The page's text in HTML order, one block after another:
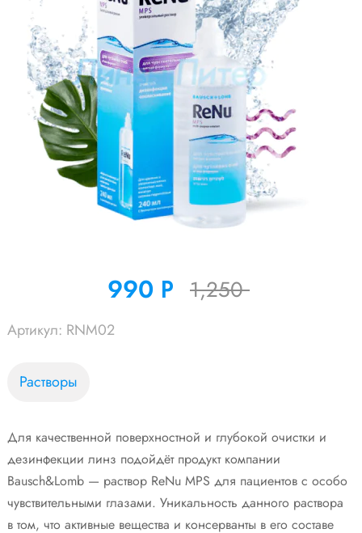
990 Р 1,250
Артикул: RNM02
Растворы
Для качественной поверхностной и глубокой очистки и
дезинфекции линз подойдёт продукт компании
Bausch&Lomb — раствор ReNu MPS для пациентов с особо
чувствительными глазами. Уникальность данного раствора
в том, что активные вещества и консерванты в его составе